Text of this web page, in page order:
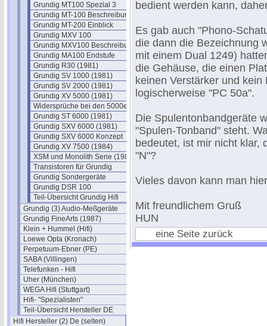
Grundig MT100 Spezial 3
Grundig MT-100 Beschreibung
Grundig MT-200 Einblick
Grundig MXV 100
Grundig MXV100 Beschreibung
Grundig MA100 Endstufe
Grundig R30 (1981)
Grundig SV 1000 (1981)
Grundig SV 2000 (1981)
Grundig XV 5000 (1981)
Widersprüche bei den 5000ern
Grundig ST 6000 (1981)
Grundig SXV 6000 (1981)
Grundig SXV 6000 Konzept
Grundig XV 7500 (1984)
XSM und Monolith Serie (1981)
Transistoren für Grundig
Grundig Sondergeräte
Grundig DSR 100
Teil-Übersicht Grundig Hifi
Grundig (3) Audio-Meßgeräte
Grundig FineArts (1987)
Klein + Hummel (Hifi)
Loewe Opta (Kronach)
Perpetuum-Ebner (PE)
SABA (Villingen)
Telefunken - Hifi
Uher (München)
WEGA Hifi (Stuttgart)
Hifi- "Spezialisten"
Teil-Übersicht Hersteller DE
Hifi Hersteller (2) De (selten)
bedient werden kann,
Es gab auch "Phono-
die dann die Bezeichnung
mit einem Dual 1249)
die Gehäuse, die einen
keinen Verstärker und
logischerweise "PC 50a".
Die Spulentonbandgeräte
"Spulen-Tonband" steht.
bedeutet, ist mir nicht klar,
"N"?
Vieles davon kann man
Mit freundlichem Gruß
HUN
eine Seite zurück